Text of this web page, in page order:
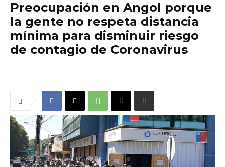
Preocupación en Angol porque
la gente no respeta distancia
mínima para disminuir riesgo
de contagio de Coronavirus